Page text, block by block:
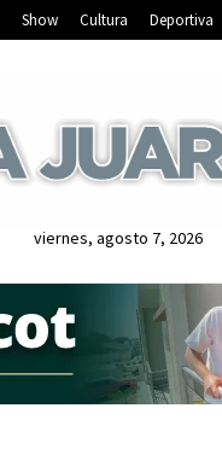
Show Cultura Deportiva
viernes, agosto 7, 2026